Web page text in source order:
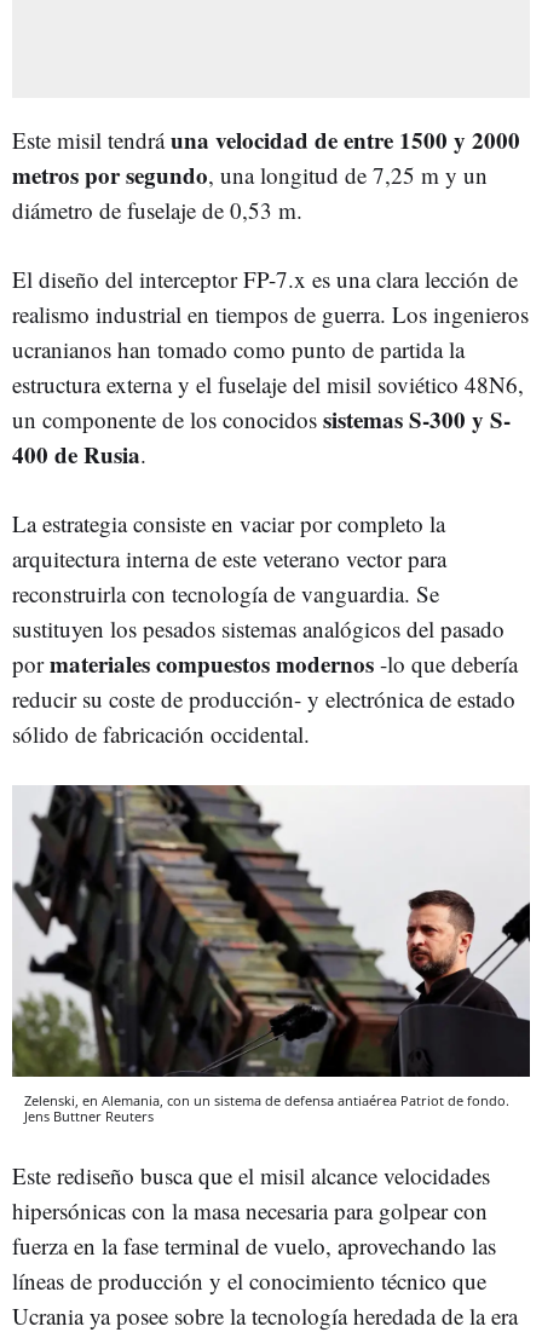
Este misil tendráuna velocidad de entre 1500 y 2000
metros por segundo, una longitud de 7,25 m y un
diámetro de fuselaje de 0,53 m.
El diseño del interceptor FP-7.x es una clara lección de
realismo industrial en tiempos de guerra. Los ingenieros
ucranianos han tomado como punto de partida la
estructura externa y el fuselaje del misil soviético 48N6,
un componente de los conocidos sistemas S-300 y S-
400 de Rusia.
La estrategia consiste en vaciar por completo la
arquitectura interna de este veterano vector para
reconstruirla con tecnología de vanguardia. Se
sustituyen los pesados sistemas analógicos del pasado
pormateriales compuestos modernos -lo que debería
reducir su coste de producción- y electrónica de estado
sólido de fabricación occidental.
Zelenski, en Alemania, con un sistema de defensa antiaérea Patriot de fondo.
Jens Buttner Reuters
Este rediseño busca que el misil alcance velocidades
hipersónicas con la masa necesaria para golpear con
fuerza en la fase terminal de vuelo, aprovechando las
líneas de producción y el conocimiento técnico que
Ucrania ya posee sobre la tecnología heredada de la era